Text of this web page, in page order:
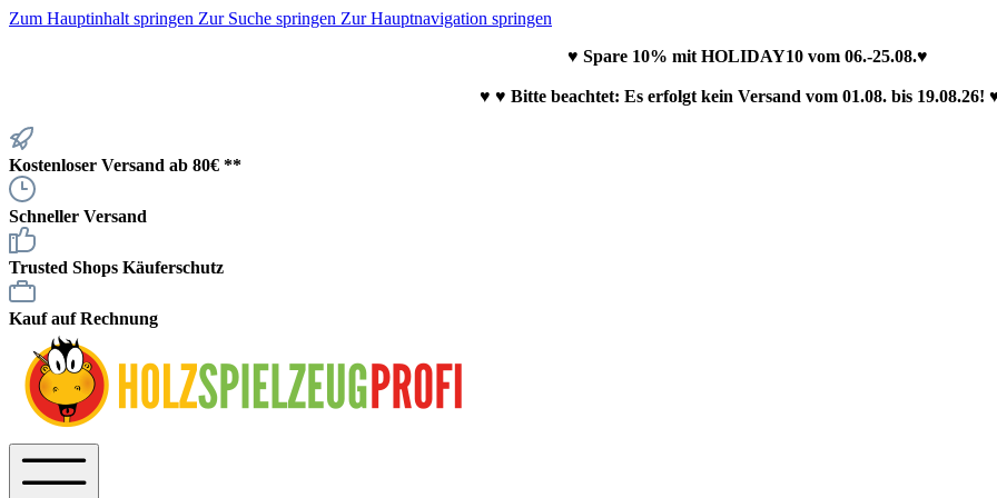
Zum Hauptinhalt springen Zur Suche springen Zur Hauptnavigation springen
♥ Spare 10% mit HOLIDAY10 vom 06.-25.08.♥
♥ ♥ Bitte beachtet: Es erfolgt kein Versand vom 01.08. bis 19.08.26!
Kostenloser Versand ab 80€ **
Schneller Versand
Trusted Shops Käuferschutz
Kauf auf Rechnung